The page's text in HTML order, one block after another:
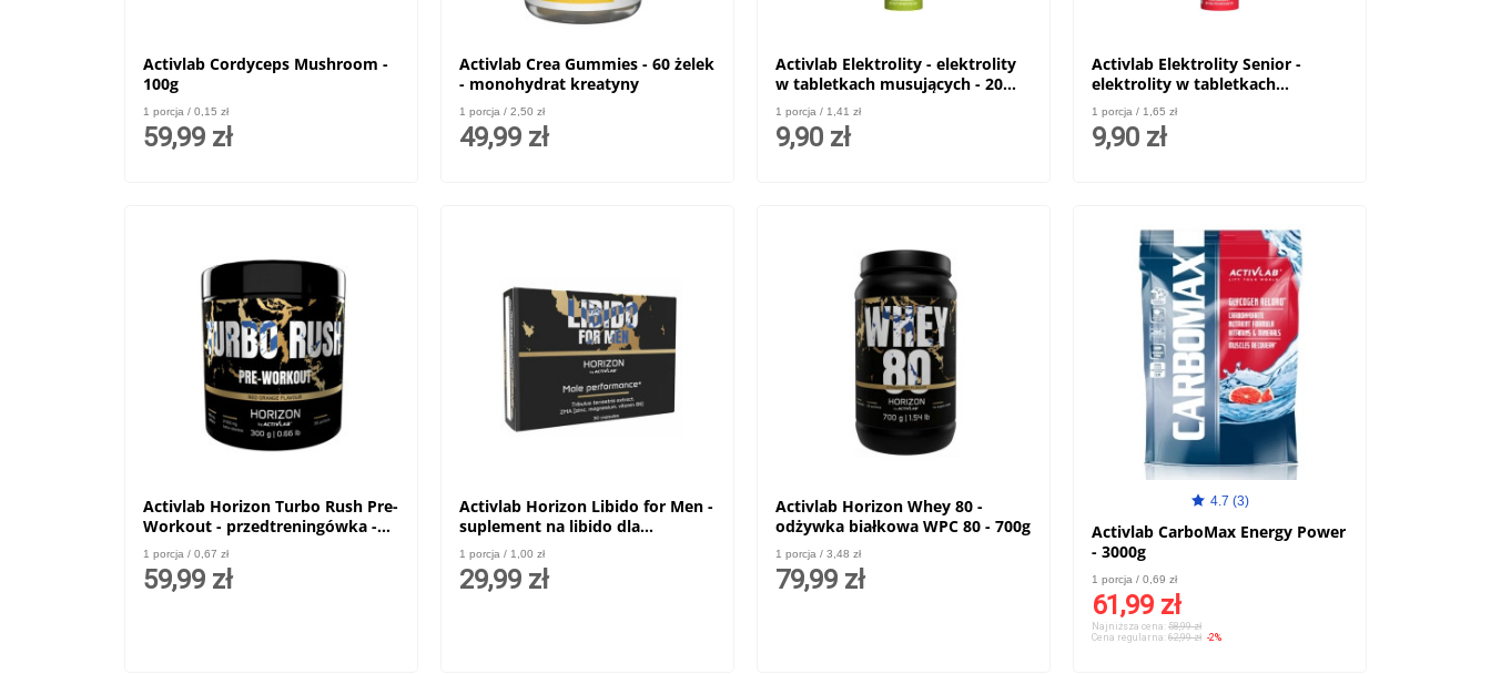
Activlab Cordyceps Mushroom -
100g
1 porcja / 0,15 zł
59,99 zł
Activlab Crea Gummies - 60 żelek
- monohydrat kreatyny
1 porcja / 2,50 zł
49,99 zł
Activlab Elektrolity - elektrolity
w tabletkach musujących - 20
tabl.
1 porcja / 1,41 zł
9,90 zł
Activlab Elektrolity Senior -
elektrolity w tabletkach
musujących dla seniorów - 20
tabl.
1 porcja / 1,65 zł
9,90 zł
Activlab Horizon Turbo Rush Pre-
Workout - przedtreningówka -
300g
1 porcja / 0,67 zł
59,99 zł
Activlab Horizon Libido for Men -
suplement na libido dla
mężczyzn - 30kaps.
1 porcja / 1,00 zł
29,99 zł
Activlab Horizon Whey 80 -
odżywka białkowa WPC 80 - 700g
1 porcja / 3,48 zł
79,99 zł
4.7 (3)
Activlab CarboMax Energy Power
- 3000g
1 porcja / 0,69 zł
61,99 zł
Najniższa cena: 58,99 zł
Cena regularna: 62,99 zł -2%